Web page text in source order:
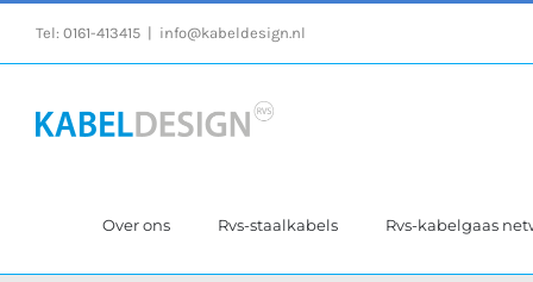
Tel: 0161-413415 info@kabeldesign.nl
Over ons Rvs-staalkabels Rvs-kabelgaas